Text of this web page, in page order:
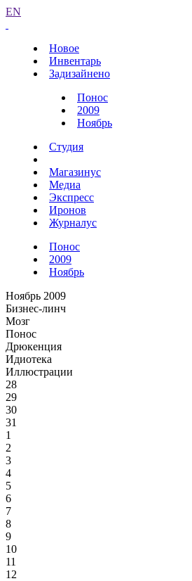
EN
Новое
Инвентарь
Задизайнено
Понос
2009
Ноябрь
Студия
Магазинус
Медиа
Экспресс
Иронов
Журналус
Понос
2009
Ноябрь
Ноябрь 2009
Бизнес-линч
Мозг
Понос
Дрюкенция
Идиотека
Иллюстрации
28
29
30
31
1
2
3
4
5
6
7
8
9
10
11
12